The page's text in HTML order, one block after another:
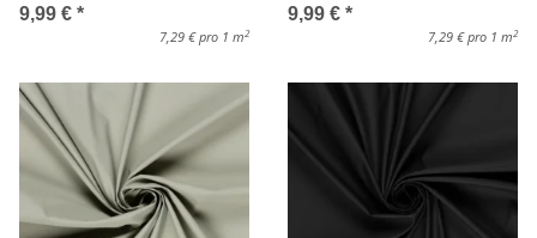
9,99 € *
7,29 € pro 1 m 2
9,99 € *
7,29 € pro 1 m 2